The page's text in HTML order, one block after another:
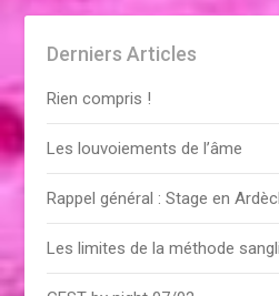
Derniers Articles
Rien compris !
Les louvoiements de l’âme
Rappel général : Stage en
Les limites de la méthode